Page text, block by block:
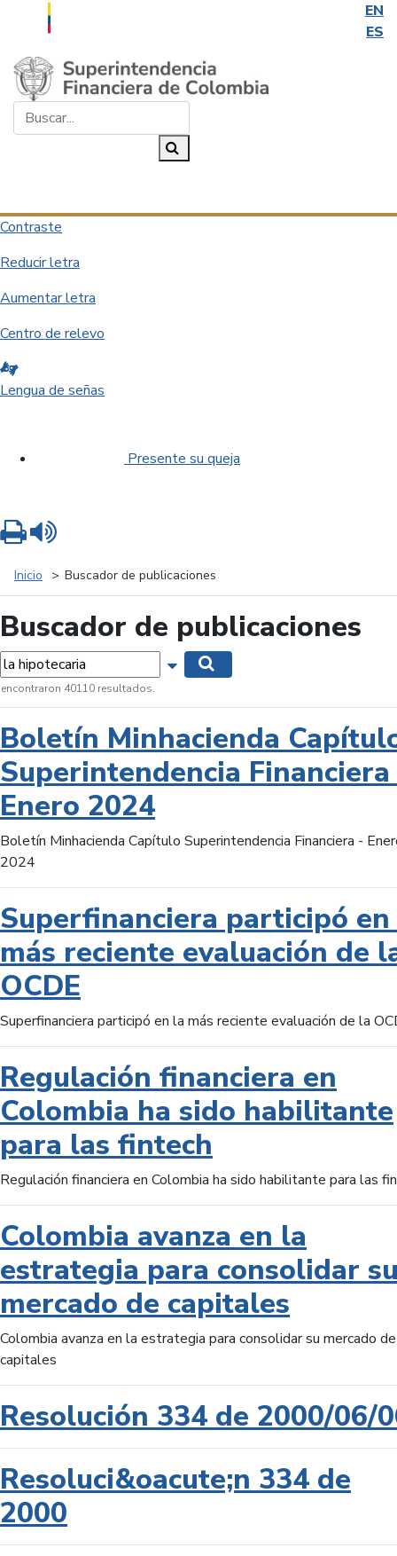
EN
ES
Saltar al contenido principal
Contraste
Reducir letra
Aumentar letra
Centro de relevo
Lengua de señas
Presente su queja
Inicio Buscador de publicaciones
Buscador de publicaciones
Mostrar opciones de búsqueda
encontraron 40110 resultados.
Boletín Minhacienda
Superintendencia
Enero 2024
Boletín Minhacienda Capítulo Superintendencia Financiera -
2024
Superfinanciera participó
más reciente evaluación de
OCDE
Superfinanciera participó en la más reciente evaluación de la
Regulación financiera en
Colombia ha sido habilitante
para las fintech
Regulación financiera en Colombia ha sido habilitante para las
Colombia avanza en la
estrategia para consolidar
mercado de capitales
Colombia avanza en la estrategia para consolidar su mercado de
capitales
Resolución 334 de 2000/06/
Resoluci&oacute;n 334 de
2000
Imprimir